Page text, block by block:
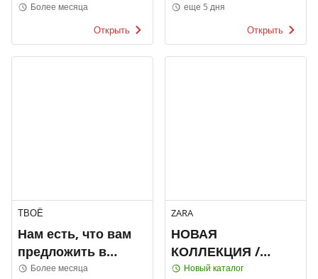
Более месяца
Открыть
еще 5 дня
Открыть
ТВОЁ
Нам есть, что вам
предложить в
ТВОЁ
Более месяца
ZARA
НОВАЯ
КОЛЛЕКЦИЯ /
МУЖЧИНЫ
Новый каталог